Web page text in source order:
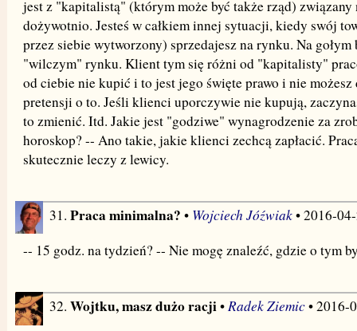
jest z "kapitalistą" (którym może być także rząd) związany
dożywotnio. Jesteś w całkiem innej sytuacji, kiedy swój
przez siebie wytworzony) sprzedajesz na rynku. Na gołym
"wilczym" rynku. Klient tym się różni od "kapitalisty"
od ciebie nie kupić i to jest jego święte prawo i nie możesz
pretensji o to. Jeśli klienci uporczywie nie kupują,
to zmienić. Itd. Jakie jest "godziwe" wynagrodzenie za
horoskop? -- Ano takie, jakie klienci zechcą zapłacić.
skutecznie leczy z lewicy.
31. Praca minimalna? • Wojciech Jóźwiak• 2016-
-- 15 godz. na tydzień? -- Nie mogę znaleźć, gdzie o tym
32. Wojtku, masz dużo racji•Radek Ziemic• 2016-